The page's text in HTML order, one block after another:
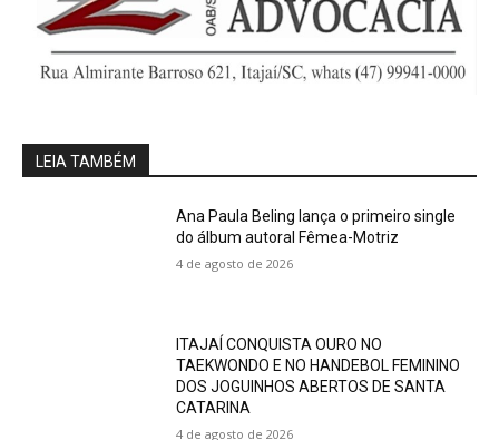
LEIA TAMBÉM
Ana Paula Beling lança o primeiro single
do álbum autoral Fêmea-Motriz
4 de agosto de 2026
ITAJAÍ CONQUISTA OURO NO
TAEKWONDO E NO HANDEBOL FEMININO
DOS JOGUINHOS ABERTOS DE SANTA
CATARINA
4 de agosto de 2026